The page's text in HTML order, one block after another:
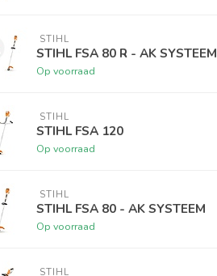
STIHL
STIHL FSA 80 R - AK SYSTEEM
Op voorraad
STIHL
STIHL FSA 120
Op voorraad
STIHL
STIHL FSA 80 - AK SYSTEEM
Op voorraad
STIHL